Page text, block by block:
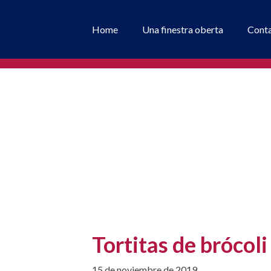
Home Una finestra oberta
Tortitas de brócoli